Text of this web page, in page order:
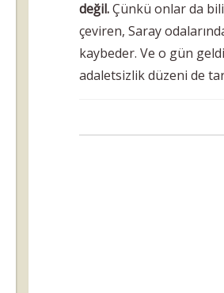
değil.Çünkü onlar da
çeviren, Saray
kaybeder. Ve o gün
adaletsizlik düzeni de